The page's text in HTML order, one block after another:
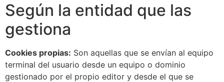
Según la entidad que las
gestiona
Cookies propias: Son aquellas que se envían al equipo
terminal del usuario desde un equipo o dominio
gestionado por el propio editor y desde el que se